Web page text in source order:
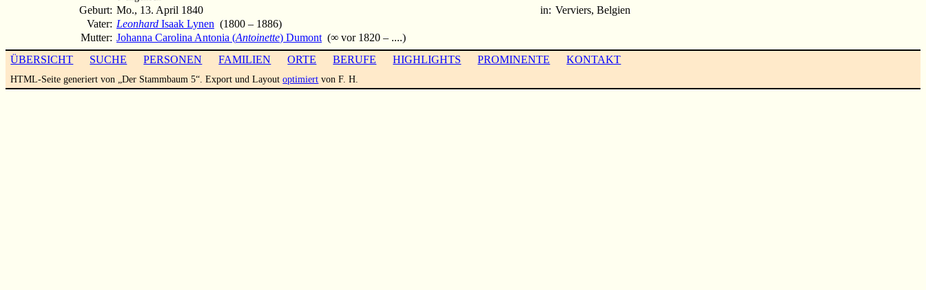
Geburt: Mo., 13. April 1840 in: Verviers, Belgien
Vater: Leonhard Isaak Lynen (1800 – 1886)
Mutter: Johanna Carolina Antonia (Antoinette) Dumont (∞ vor 1820 – ....)
ÜBERSICHT
SUCHE PERSONEN FAMILIEN ORTE BERUFE HIGHLIGHTS PROMINENTE KONTAKT
HTML-Seite generiert von „Der Stammbaum 5“. Export und Layoutoptimiert von F. H.